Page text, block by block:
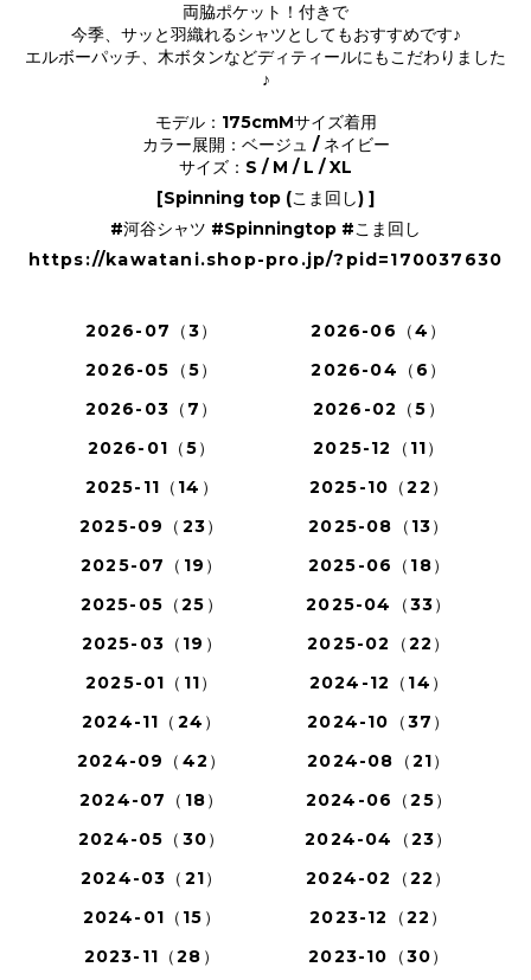
両脇ポケット！付きで
今季、サッと羽織れるシャツとしてもおすすめです♪
エルボーパッチ、木ボタンなどディティールにもこだわりました
♪
モデル：175cmMサイズ着用
カラー展開：ベージュ / ネイビー
サイズ：S / M / L / XL
[Spinning top (こま回し) ]
#河谷シャツ #Spinningtop #こま回し
https://kawatani.shop-pro.jp/?pid=170037630
2026-07（3）
2026-06（4）
2026-05（5）
2026-04（6）
2026-03（7）
2026-02（5）
2026-01（5）
2025-12（11）
2025-11（14）
2025-10（22）
2025-09（23）
2025-08（13）
2025-07（19）
2025-06（18）
2025-05（25）
2025-04（33）
2025-03（19）
2025-02（22）
2025-01（11）
2024-12（14）
2024-11（24）
2024-10（37）
2024-09（42）
2024-08（21）
2024-07（18）
2024-06（25）
2024-05（30）
2024-04（23）
2024-03（21）
2024-02（22）
2024-01（15）
2023-12（22）
2023-11（28）
2023-10（30）